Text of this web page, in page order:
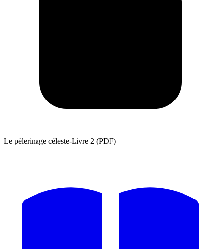
Le pèlerinage céleste-Livre 2 (PDF)